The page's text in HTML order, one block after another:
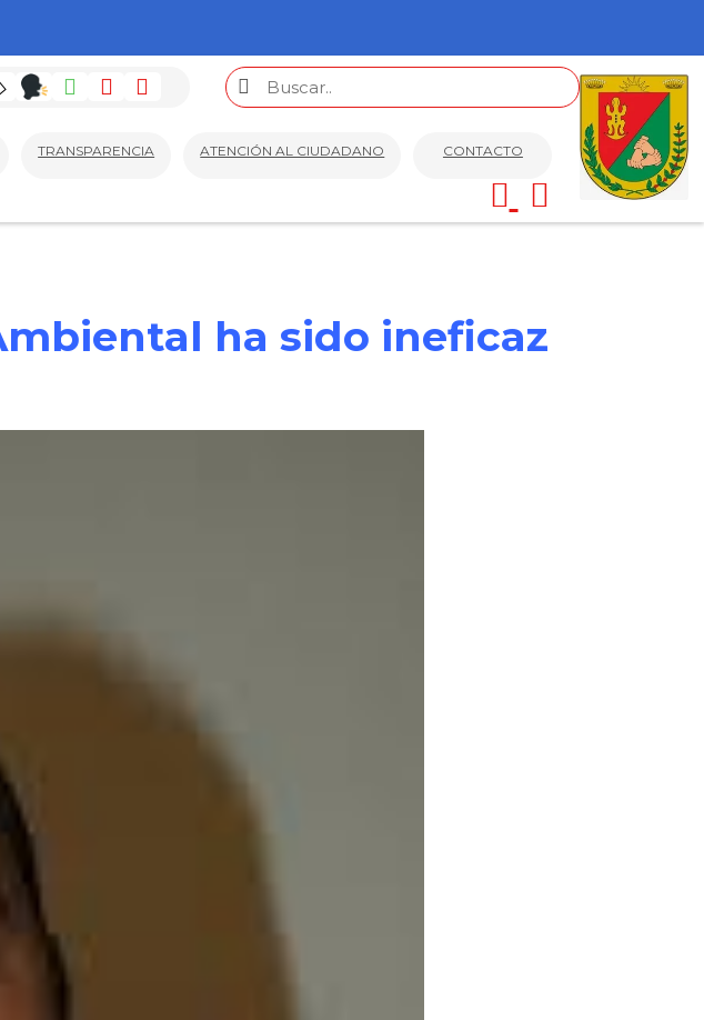
TRANSPARENCIA ATENCIÓN AL CIUDADANO CONTACTO
ha sido ineficaz